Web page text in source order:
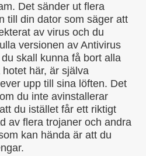
Det sänder ut flera
till din dator som säger att
av virus och du
versionen av Antivirus
skall kunna få bort alla
här, är själva
upp till sina löften. Det
du inte avinstallerar
du istället får ett riktigt
av flera trojaner och andra
kan hända är att du